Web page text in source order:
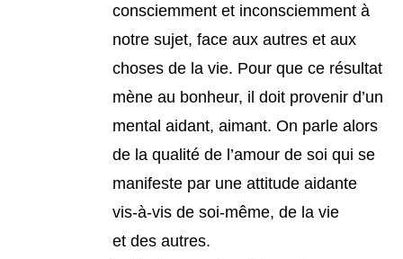
consciemment et inconsciemment à
notre sujet, face aux autres et aux
choses de la vie. Pour que ce résultat
mène au bonheur, il doit provenir d’un
mental aidant, aimant. On parle alors
de la qualité de l’amour de soi qui se
manifeste par une attitude aidante
vis-à-vis de soi-même, de la vie
et des autres.